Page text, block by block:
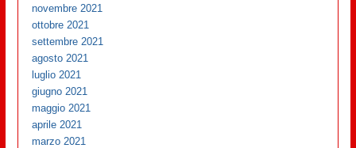
novembre 2021
ottobre 2021
settembre 2021
agosto 2021
luglio 2021
giugno 2021
maggio 2021
aprile 2021
marzo 2021